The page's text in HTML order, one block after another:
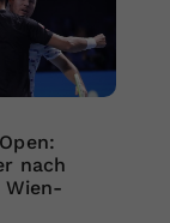
nach
Wien-